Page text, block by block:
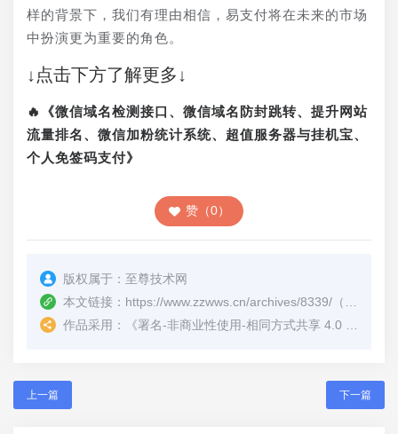
样的背景下，我们有理由相信，易支付将在未来的市场
中扮演更为重要的角色。
↓点击下方了解更多↓
🔥《微信域名检测接口、微信域名防封跳转、提升网站
流量排名、微信加粉统计系统、超值服务器与挂机宝、
个人免签码支付》
赞（0）
版权属于： 至尊技术网
本文链接： https://www.zzwws.cn/archives/8339/ （转载时请注明本文出处及文章链接）
作品采用：
《署名-非商业性使用-相同方式共享 4.0 国际 (CC BY-NC-SA 4.0)
上一篇 下一篇